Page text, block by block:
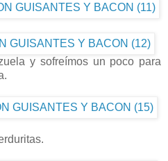
y sofreímos un poco para